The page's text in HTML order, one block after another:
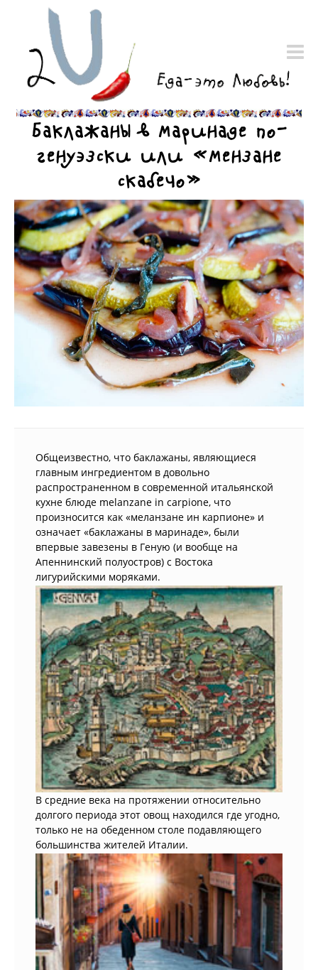
Баклажаны в маринаде по-
генуэзски или «мензане
скабечо»
Общеизвестно, что баклажаны, являющиеся
главным ингредиентом в довольно
распространенном в современной итальянской
кухне блюде melanzane in carpione, что
произносится как «меланзане ин карпионе» и
означает «баклажаны в маринаде», были
впервые завезены в Геную (и вообще на
Апеннинский полуостров) с Востока
лигурийскими моряками.
В средние века на протяжении относительно
долгого периода этот овощ находился где угодно,
только не на обеденном столе подавляющего
большинства жителей Италии.